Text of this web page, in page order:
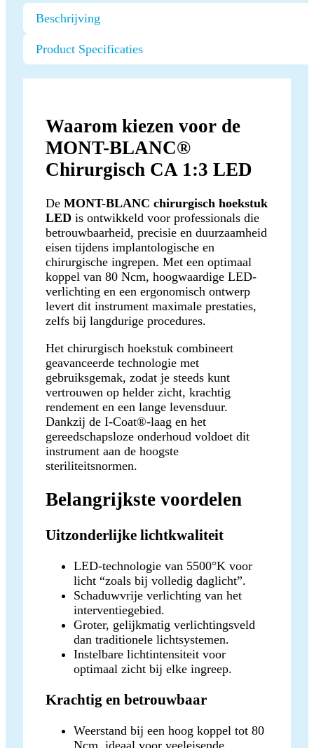
Beschrijving
Product Specificaties
Waarom kiezen voor de
MONT-BLANC®
Chirurgisch CA 1:3 LED
De MONT-BLANC chirurgisch hoekstuk
LED is ontwikkeld voor professionals die
betrouwbaarheid, precisie en duurzaamheid
eisen tijdens implantologische en
chirurgische ingrepen. Met een optimaal
koppel van 80 Ncm, hoogwaardige LED-
verlichting en een ergonomisch ontwerp
levert dit instrument maximale prestaties,
zelfs bij langdurige procedures.
Het chirurgisch hoekstuk combineert
geavanceerde technologie met
gebruiksgemak, zodat je steeds kunt
vertrouwen op helder zicht, krachtig
rendement en een lange levensduur.
Dankzij de I-Coat®-laag en het
gereedschapsloze onderhoud voldoet dit
instrument aan de hoogste
steriliteitsnormen.
Belangrijkste voordelen
Uitzonderlijke lichtkwaliteit
LED-technologie van 5500°K voor
licht “zoals bij volledig daglicht”.
Schaduwvrije verlichting van het
interventiegebied.
Groter, gelijkmatig verlichtingsveld
dan traditionele lichtsystemen.
Instelbare lichtintensiteit voor
optimaal zicht bij elke ingreep.
Krachtig en betrouwbaar
Weerstand bij een hoog koppel tot 80
Ncm, ideaal voor veeleisende